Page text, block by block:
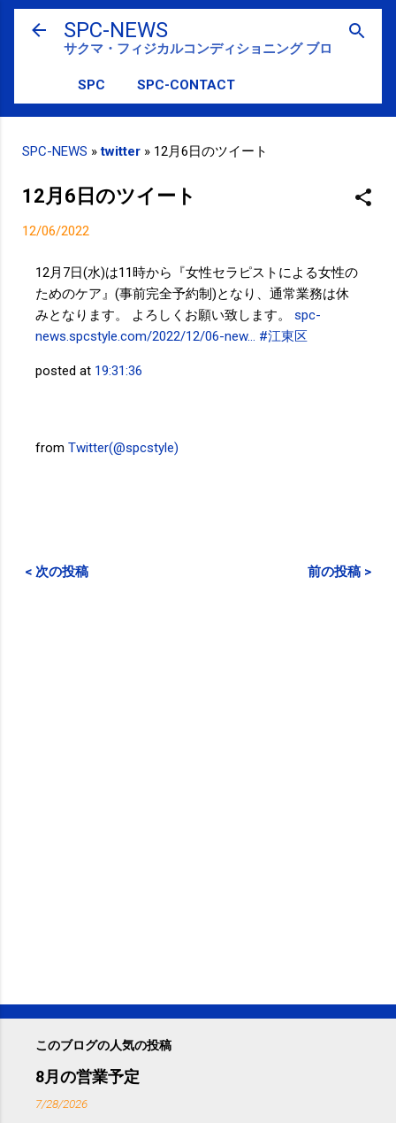
スキップしてメイン コンテンツに移動
SPC-NEWS
サクマ・フィジカルコンディショニング ブログ
SPC SPC-CONTACT
SPC-NEWS »twitter » 12月6日のツイート
12月6日のツイート
12/06/2022
12月7日(水)は11時から『女性セラピストによる女性の
ためのケア』(事前完全予約制)となり、通常業務は休
みとなります。 よろしくお願い致します。 spc-
news.spcstyle.com/2022/12/06-new…
#江東区
posted at 19:31:36
from Twitter(@spcstyle)
< 次の投稿 前の投稿 >
このブログの人気の投稿
8月の営業予定
7/28/2026